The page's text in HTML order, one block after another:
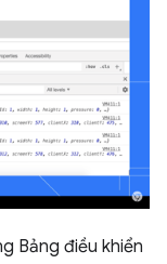
Bảng điều khiển